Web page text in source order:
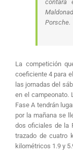
contará
Porsche.
La competición
coeficiente 4 para
las jornadas del
en el campeonato.
Fase A tendrán
por la mañana se
dos oficiales de la
trazado de cuatro
kilométricos 1.9 y